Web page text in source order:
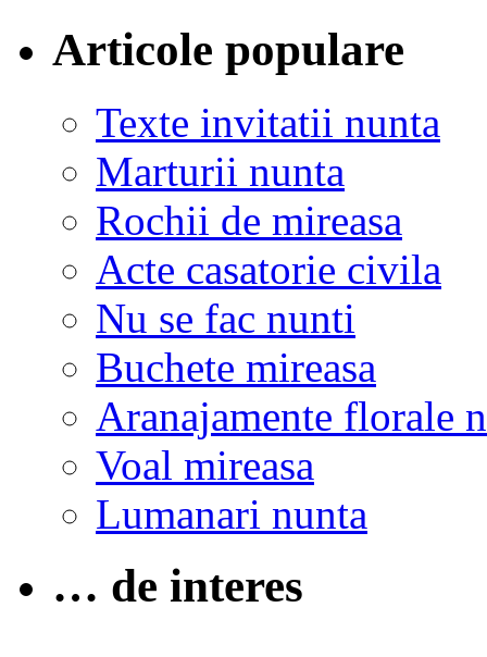
Articole populare
Texte invitatii nunta
Marturii nunta
Rochii de mireasa
Acte casatorie civila
Nu se fac nunti
Buchete mireasa
Aranajamente florale
Voal mireasa
Lumanari nunta
… de interes